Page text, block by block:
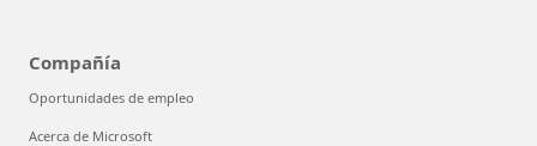
Compañía
Oportunidades de empleo
Acerca de Microsoft